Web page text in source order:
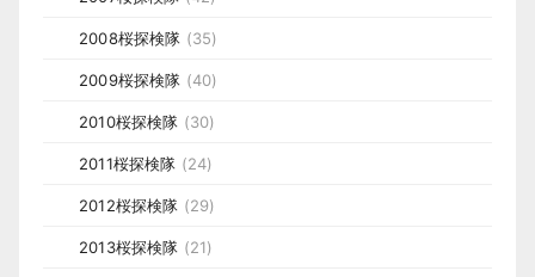
2008桜探検隊 (35)
2009桜探検隊 (40)
2010桜探検隊 (30)
2011桜探検隊 (24)
2012桜探検隊 (29)
2013桜探検隊 (21)